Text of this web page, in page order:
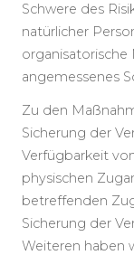
Schwere des
natürlicher
organisatorische
angemessenes
Zu den
Sicherung der
Verfügbarkeit
physischen
betreffenden
Sicherung der
Weiteren haben